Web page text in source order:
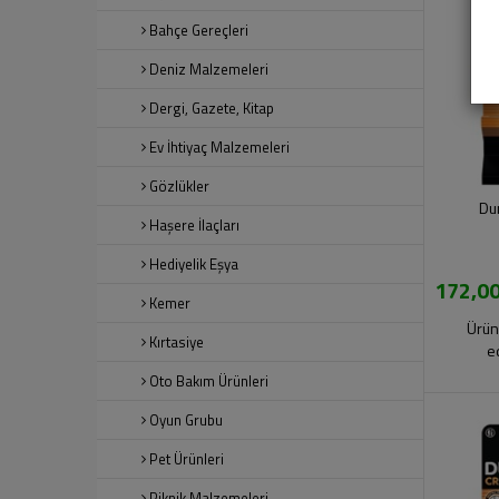
Bahçe Gereçleri
Deniz Malzemeleri
Dergi, Gazete, Kitap
Ev İhtiyaç Malzemeleri
Gözlükler
Haşere İlaçları
Hediyelik Eşya
Kemer
Kırtasiye
Oto Bakım Ürünleri
Oyun Grubu
Pet Ürünleri